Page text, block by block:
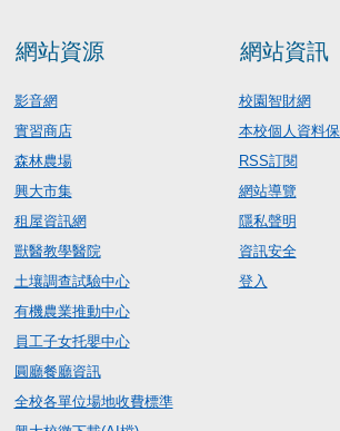
網站資源
影音網
實習商店
森林農場
興大市集
租屋資訊網
獸醫教學醫院
土壤調查試驗中心
有機農業推動中心
員工子女托嬰中心
圓廳餐廳資訊
全校各單位場地收費標準
網站資訊
校園智財網
本校個人資料
RSS訂閱
網站導覽
隱私聲明
資訊安全
登入